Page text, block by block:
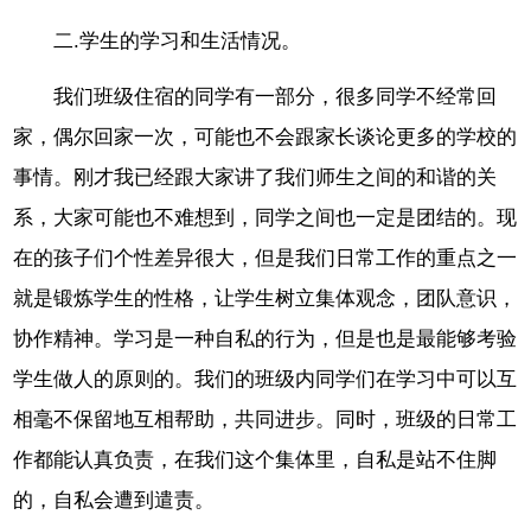
二.学生的学习和生活情况。
我们班级住宿的同学有一部分，很多同学不经常回
家，偶尔回家一次，可能也不会跟家长谈论更多的学校的
事情。刚才我已经跟大家讲了我们师生之间的和谐的关
系，大家可能也不难想到，同学之间也一定是团结的。现
在的孩子们个性差异很大，但是我们日常工作的重点之一
就是锻炼学生的性格，让学生树立集体观念，团队意识，
协作精神。学习是一种自私的行为，但是也是最能够考验
学生做人的原则的。我们的班级内同学们在学习中可以互
相毫不保留地互相帮助，共同进步。同时，班级的日常工
作都能认真负责，在我们这个集体里，自私是站不住脚
的，自私会遭到遣责。